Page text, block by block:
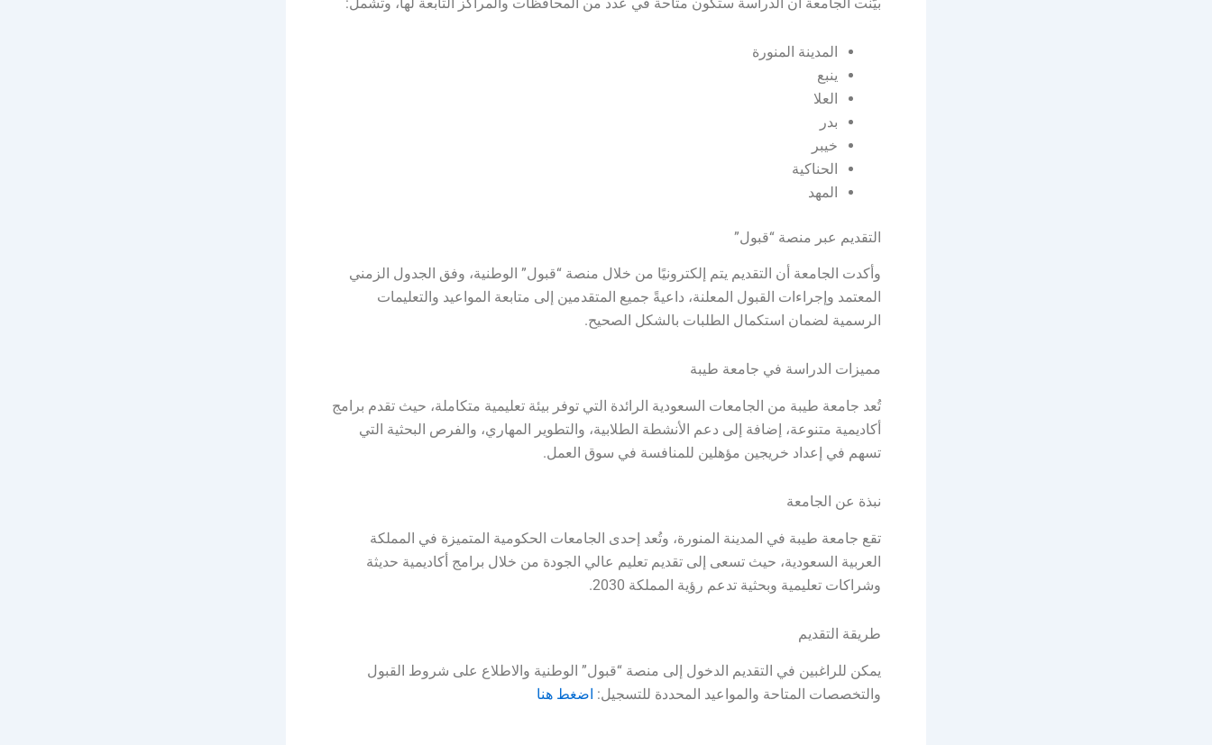
المدينة المنورة
ينبع
العلا
بدر
خيبر
الحناكية
المهد
التقديم عبر منصة “قبول”
وأكدت الجامعة أن التقديم يتم إلكترونيًا من خلال منصة “قبول” الوطنية، وفق الجدول الزمني
المعتمد وإجراءات القبول المعلنة، داعيةً جميع المتقدمين إلى متابعة المواعيد والتعليمات
الرسمية لضمان استكمال الطلبات بالشكل الصحيح.
مميزات الدراسة في جامعة طيبة
تُعد جامعة طيبة من الجامعات السعودية الرائدة التي توفر بيئة تعليمية متكاملة، حيث تقدم برامج
أكاديمية متنوعة، إضافة إلى دعم الأنشطة الطلابية، والتطوير المهاري، والفرص البحثية التي
تسهم في إعداد خريجين مؤهلين للمنافسة في سوق العمل.
نبذة عن الجامعة
تقع جامعة طيبة في المدينة المنورة، وتُعد إحدى الجامعات الحكومية المتميزة في المملكة
العربية السعودية، حيث تسعى إلى تقديم تعليم عالي الجودة من خلال برامج أكاديمية حديثة
وشراكات تعليمية وبحثية تدعم رؤية المملكة 2030.
طريقة التقديم
يمكن للراغبين في التقديم الدخول إلى منصة “قبول” الوطنية والاطلاع على شروط القبول
والتخصصات المتاحة والمواعيد المحددة للتسجيل: اضغط هنا